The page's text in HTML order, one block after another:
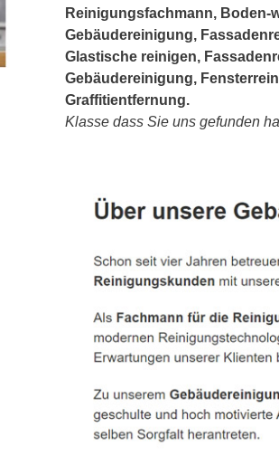
Reinigungsfachmann,
Gebäudereinigung,
Glastische reinigen,
Gebäudereinigung,
Graffitientfernung.
Klasse dass Sie uns gefunden